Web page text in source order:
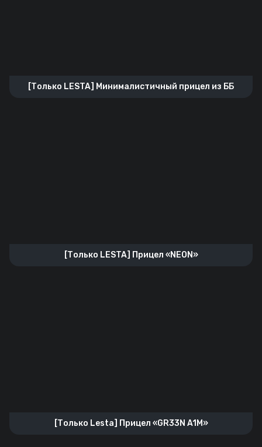
[Только LESTA] Минималистичный прицел из ББ
[Только LESTA] Прицел «NEON»
[Только Lesta] Прицел «GR33N A1M»